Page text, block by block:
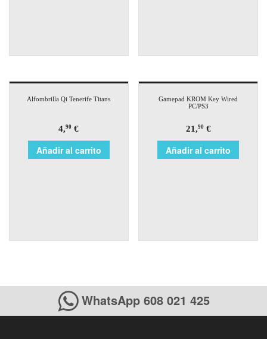
Alfombrilla Qi Tenerife Titans
4,90 €
Añadir al carrito
Gamepad KROM Key Wired
PC/PS3
21,90€
Añadir al carrito
WhatsApp 608 021 425